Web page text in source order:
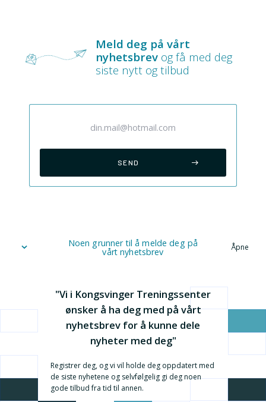
Meld deg på vårt
nyhetsbrev og få med deg
siste nytt og tilbud
Åpne
Noen grunner til å melde deg på
vårt nyhetsbrev
"Vi i Kongsvinger Treningssenter
ønsker å ha deg med på vårt
nyhetsbrev for å kunne dele
nyheter med deg"
Registrer deg, og vi vil holde deg oppdatert med
de siste nyhetene og selvfølgelig gi deg noen
gode tilbud fra tid til annen.